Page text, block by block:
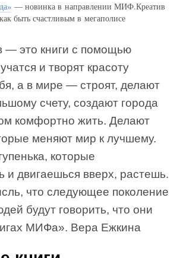
— новинка в направлении МИФ.Креатив
быть счастливым в мегаполисе
это книги с помощью
и творят красоту
а в мире — строят, делают
счету, создают города
комфортно жить. Делают
меняют мир к лучшему.
которые
и двигаешься вверх, растешь.
что следующее поколение
будут говорить, что они
МИФа». Вера Ежкина